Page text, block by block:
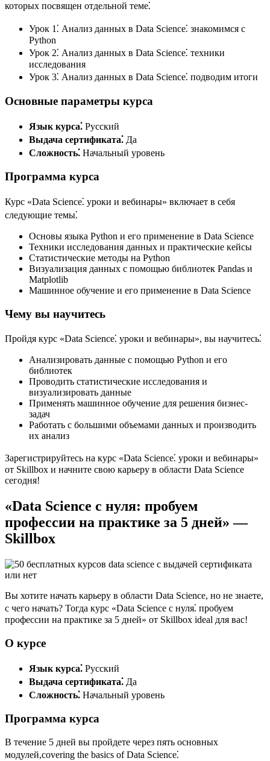
которых посвящен отдельной теме⁚
Урок 1⁚ Анализ данных в Data Science⁚ знакомимся с
Python
Урок 2⁚ Анализ данных в Data Science⁚ техники
исследования
Урок 3⁚ Анализ данных в Data Science⁚ подводим итоги
Основные параметры курса
Язык курса⁚ Русский
Выдача сертификата⁚ Да
Сложность⁚ Начальный уровень
Программа курса
Курс «Data Science⁚ уроки и вебинары» включает в себя
следующие темы⁚
Основы языка Python и его применение в Data Science
Техники исследования данных и практические кейсы
Статистические методы на Python
Визуализация данных с помощью библиотек Pandas и
Matplotlib
Машинное обучение и его применение в Data Science
Чему вы научитесь
Пройдя курс «Data Science⁚ уроки и вебинары», вы научитесь⁚
Анализировать данные с помощью Python и его
библиотек
Проводить статистические исследования и
визуализировать данные
Применять машинное обучение для решения бизнес-
задач
Работать с большими объемами данных и производить
их анализ
Зарегистрируйтесь на курс «Data Science⁚ уроки и вебинары»
от Skillbox и начните свою карьеру в области Data Science
сегодня!​
«Data Science с нуля: пробуем
профессии на практике за 5 дней» —
Skillbox
Вы хотите начать карьеру в области Data Science, но не знаете,
с чего начать?​ Тогда курс «Data Science с нуля⁚ пробуем
профессии на практике за 5 дней» от Skillbox ideal для вас!
О курсе
Язык курса⁚ Русский
Выдача сертификата⁚ Да
Сложность⁚ Начальный уровень
Программа курса
В течение 5 дней вы пройдете через пять основных
модулей,covering the basics of Data Science⁚